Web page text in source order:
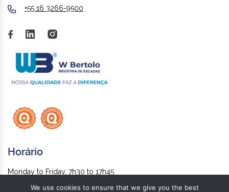
+55 16 3266-9500
Horário
Monday to Friday, 7h30 to 17h45
We use cookies to ensure that we give you the best